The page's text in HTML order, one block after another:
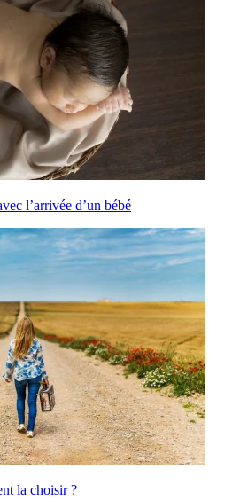
l’arrivée d’un bébé
la choisir ?